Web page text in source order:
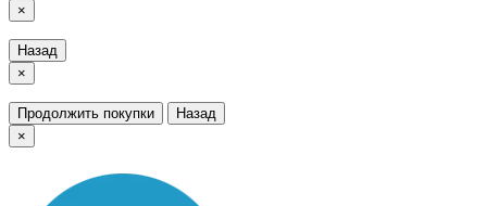
×
Назад
×
Продолжить покупки
Назад
×